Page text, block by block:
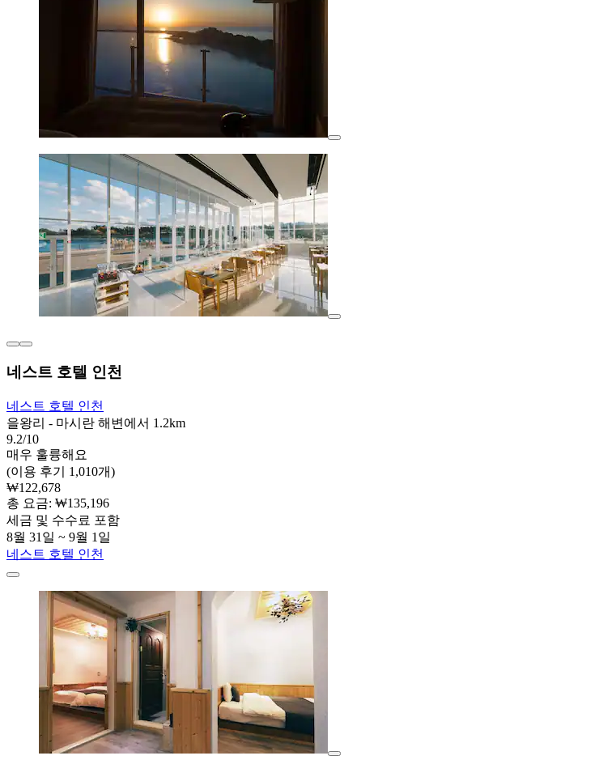
네스트 호텔 인천
네스트 호텔 인천
을왕리 - 마시란 해변에서 1.2km
9.2/10
매우 훌륭해요
(이용 후기 1,010개)
₩122,678
총 요금: ₩135,196
세금 및 수수료 포함
8월 31일 ~ 9월 1일
네스트 호텔 인천